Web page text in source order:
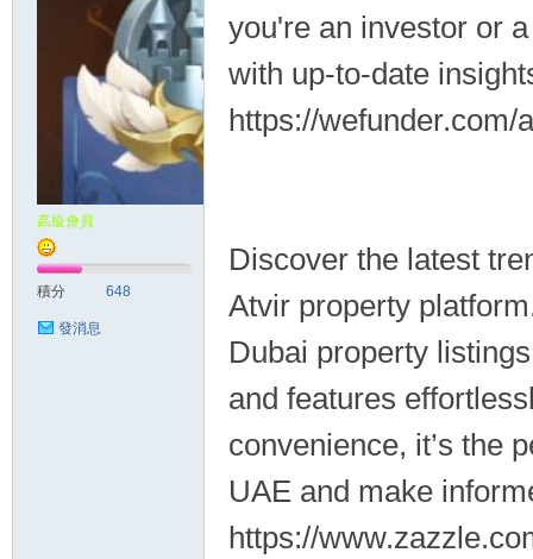
高級會員
積分 648
發消息
you're an investor or
with up-to-date
https://wefunder.com/
Discover the latest
Atvir property
Dubai property
and features
convenience, it’s the
UAE and make
https://